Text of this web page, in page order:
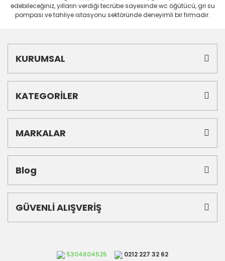
edebileceğiniz, yılların verdiği tecrübe sayesinde wc öğütücü, gri su
pompası ve tahliye istasyonu sektöründe deneyimli bir firmadır.
KURUMSAL
KATEGORİLER
MARKALAR
Blog
GÜVENLİ ALIŞVERİŞ
5304604525 0212 227 32 62